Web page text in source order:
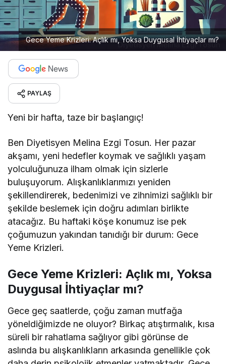
Gece Yeme Krizleri: Açlık mı, Yoksa Duygusal İhtiyaçlar mı?
PAYLAŞ
Yeni bir hafta, taze bir başlangıç!
Ben Diyetisyen Melina Ezgi Tosun. Her pazar
akşamı, yeni hedefler koymak ve sağlıklı yaşam
yolculuğunuza ilham olmak için sizlerle
buluşuyorum. Alışkanlıklarımızı yeniden
şekillendirerek, bedenimizi ve zihnimizi sağlıklı bir
şekilde beslemek için doğru adımları birlikte
atacağız. Bu haftaki köşe konumuz ise pek
çoğumuzun yakından tanıdığı bir durum: Gece
Yeme Krizleri.
Gece Yeme Krizleri: Açlık mı, Yoksa
Duygusal İhtiyaçlar mı?
Gece geç saatlerde, çoğu zaman mutfağa
yöneldiğimizde ne oluyor? Birkaç atıştırmalık, kısa
süreli bir rahatlama sağlıyor gibi görünse de
aslında bu alışkanlıkların arkasında genellikle çok